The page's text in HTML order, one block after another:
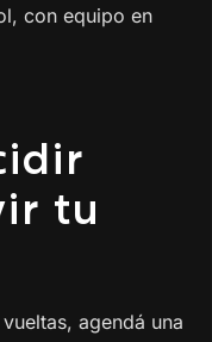
con equipo en
tu
agendá una